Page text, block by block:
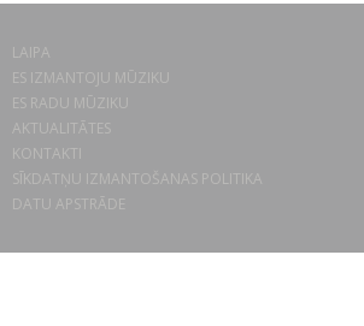
LAIPA
ES IZMANTOJU MŪZIKU
ES RADU MŪZIKU
AKTUALITĀTES
KONTAKTI
SĪKDATŅU IZMANTOŠANAS POLITIKA
DATU APSTRĀDE